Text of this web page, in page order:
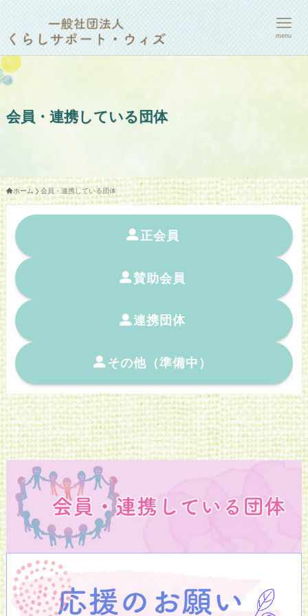
menu
会員・連携している団体
ホーム 会員・連携している団体
正会員
賛助会員
連携団体
その他（準備中）